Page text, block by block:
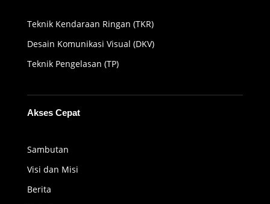
Teknik Kendaraan Ringan (TKR)
Desain Komunikasi Visual (DKV)
Teknik Pengelasan (TP)
Akses Cepat
Sambutan
Visi dan Misi
Berita